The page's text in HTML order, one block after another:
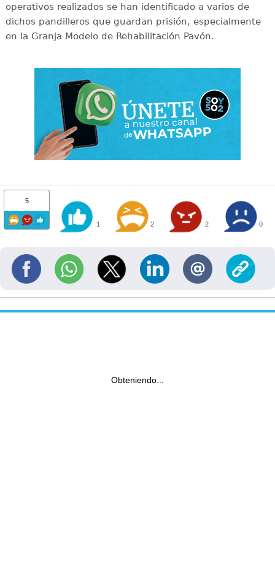
operativos realizados se han identificado a varios de
dichos pandilleros que guardan prisión, especialmente
en la Granja Modelo de Rehabilitación Pavón.
5
1 2 2 0
Obteniendo...